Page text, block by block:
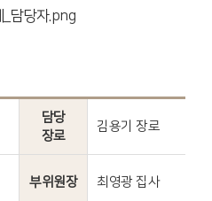
담당
장로
김용기 장로
부위원장 최영광 집사